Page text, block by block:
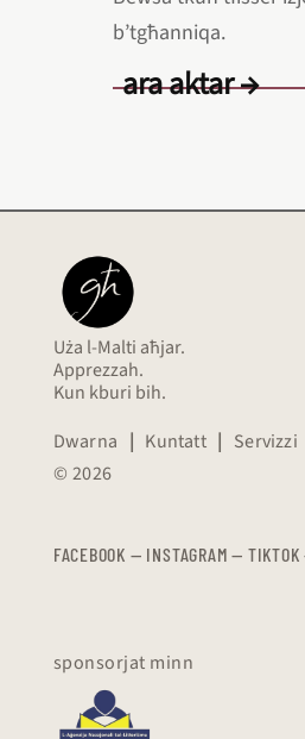
b’tgħanniqa.
ara aktar →
Uża l-Malti aħjar.
Apprezzah.
Kun kburi bih.
Dwarna | Kuntatt | Servizzi
© 2026
FACEBOOK — INSTAGRAM — TIKTOK
sponsorjat minn